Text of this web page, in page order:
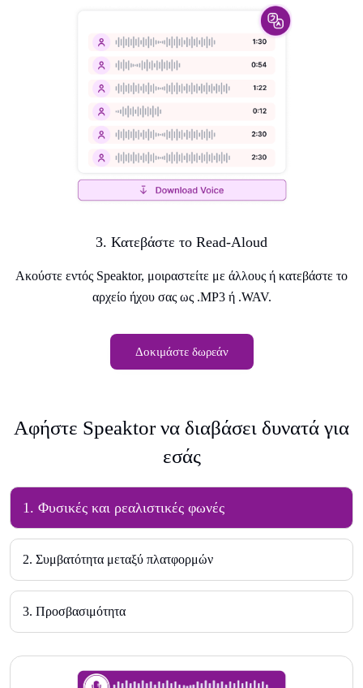
3. Κατεβάστε το Read-Aloud
Ακούστε εντός Speaktor, μοιραστείτε με άλλους ή κατεβάστε το
αρχείο ήχου σας ως .MP3 ή .WAV.
Δοκιμάστε δωρεάν
Αφήστε Speaktor να διαβάσει δυνατά για
εσάς
1. Φυσικές και ρεαλιστικές φωνές
2. Συμβατότητα μεταξύ πλατφορμών
3. Προσβασιμότητα